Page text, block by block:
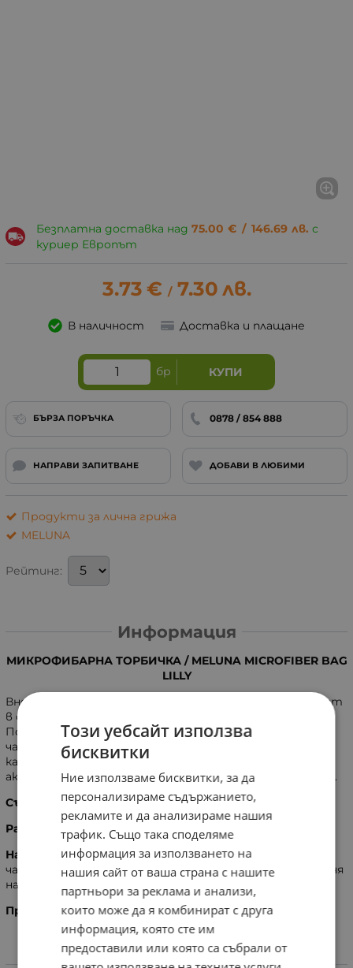
Безплатна доставка над 75.00 € / 146.69 лв. с
куриер Европът
3.73 € / 7.30 лв.
В наличност Доставка и плащане
бр КУПИ
БЪРЗА ПОРЪЧКА 0878 / 854 888
НАПРАВИ ЗАПИТВАНЕ ДОБАВИ В ЛЮБИМИ
Продукти за лична грижа
MELUNA
Рейтинг:
Информация
МИКРОФИБАРНА ТОРБИЧКА / MELUNA MICROFIBER BAG
LILLY
Внесете цвят, настроение и разбира се практичност
в онези дни от месеца, когато сте най - уязвима.
Погрижете се за съхранението на вашата
чашка, с торбичките за съхранение. Изработени от
качествен многоцветен микрофибър. Дискретен
аксесоар във всяка дамска чанта, за да е винаги до вас.
Състав:
Микрофибър.
Размери:
9 х 15 см.
Нaчин на употpеба:за съхpанение на менстpуална
чашка от всеки pазмер. Мoже да се пoчиства в пеpалня
на ниската темпеpатура.
Производител:Геpмания, Me Luna - Frank Krueger
Характеристики
Този уебсайт използва
бисквитки
Ние използваме бисквитки, за да
персонализираме съдържанието,
рекламите и да анализираме нашия
трафик. Също така споделяме
информация за използването на
нашия сайт от ваша страна с нашите
партньори за реклама и анализи,
които може да я комбинират с друга
информация, която сте им
предоставили или която са събрали от